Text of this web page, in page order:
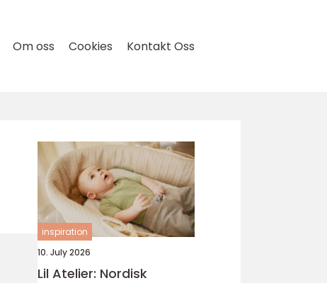
Om oss Cookies Kontakt Oss
inspiration
10. July 2026
Lil Atelier: Nordisk